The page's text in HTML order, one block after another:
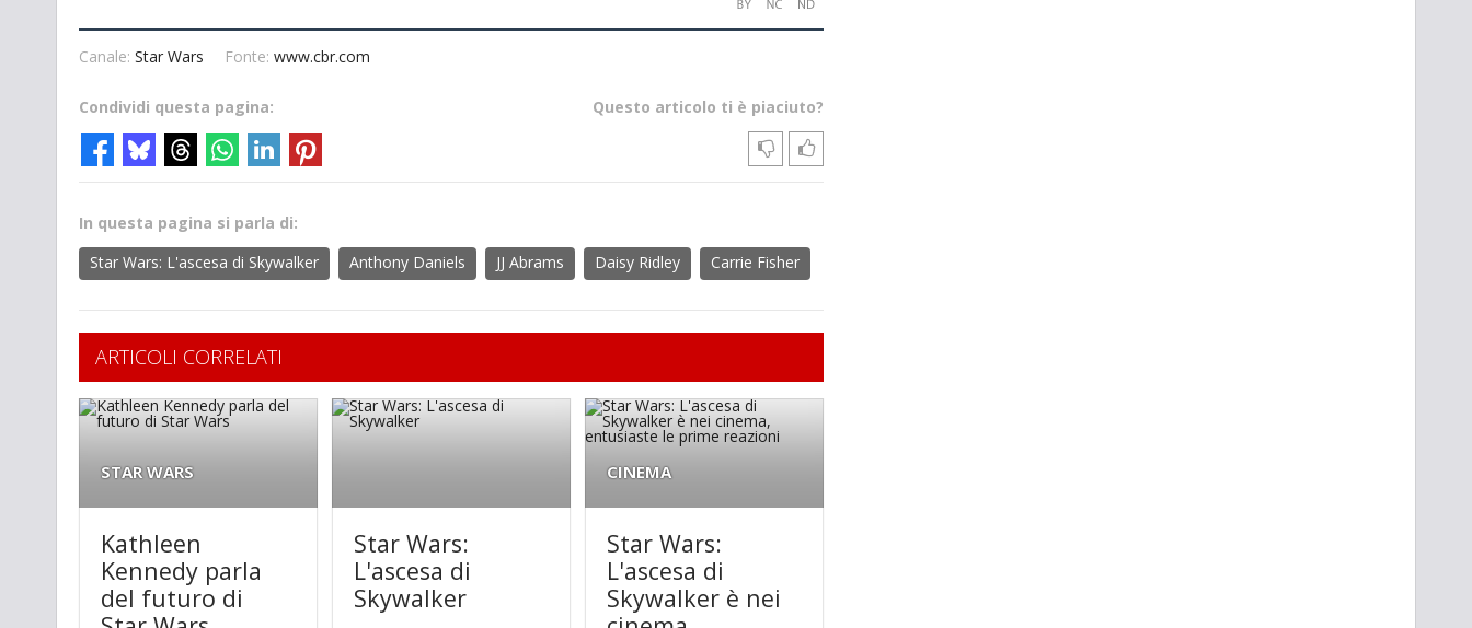
Canale: Star Wars Fonte: www.cbr.com
Questo articolo ti è piaciuto?
Condividi questa pagina:
In questa pagina si parla di:
Star Wars: L'ascesa di Skywalker
Anthony Daniels JJ Abrams Daisy Ridley Carrie Fisher
ARTICOLI CORRELATI
STAR WARS
Kathleen
Kennedy parla
del futuro di
Star Wars:
L'ascesa di
Skywalker
CINEMA
Star Wars:
L'ascesa di
Skywalker è nei